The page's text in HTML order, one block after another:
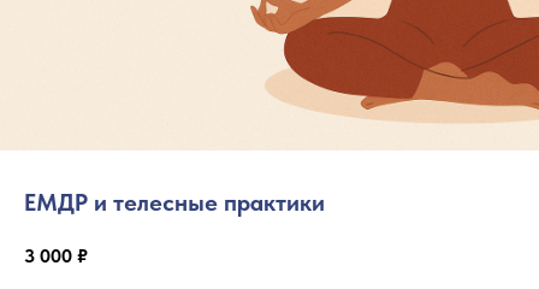
ЕМДР и телесные практики
3 000 ₽